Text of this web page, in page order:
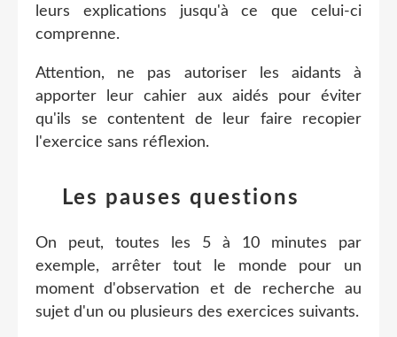
leurs explications jusqu'à ce que celui-ci
comprenne.
Attention, ne pas autoriser les aidants à
apporter leur cahier aux aidés pour éviter
qu'ils se contentent de leur faire recopier
l'exercice sans réflexion.
Les pauses questions
On peut, toutes les 5 à 10 minutes par
exemple, arrêter tout le monde pour un
moment d'observation et de recherche au
sujet d'un ou plusieurs des exercices suivants.